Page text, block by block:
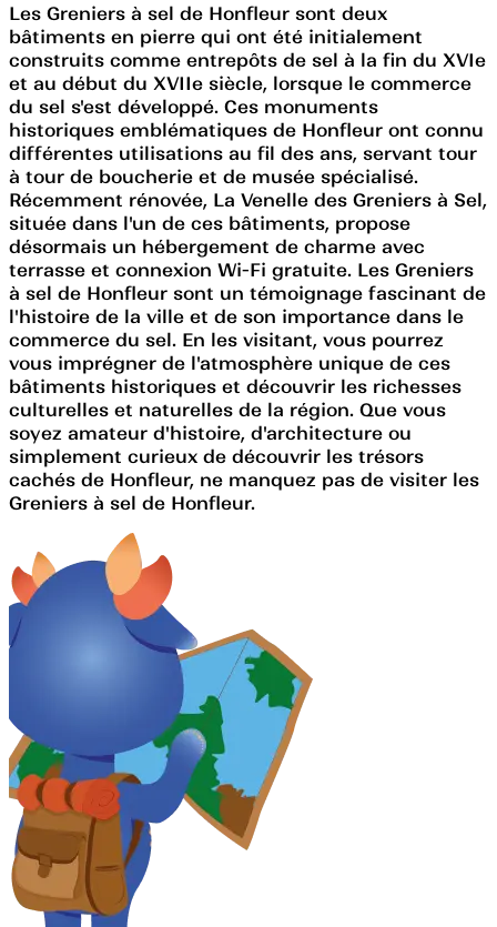
Les Greniers à sel de Honfleur sont deux
bâtiments en pierre qui ont été initialement
construits comme entrepôts de sel à la fin du XVIe
et au début du XVIIe siècle, lorsque le commerce
du sel s'est développé. Ces monuments
historiques emblématiques de Honfleur ont connu
différentes utilisations au fil des ans, servant tour
à tour de boucherie et de musée spécialisé.
Récemment rénovée, La Venelle des Greniers à Sel,
située dans l'un de ces bâtiments, propose
désormais un hébergement de charme avec
terrasse et connexion Wi-Fi gratuite. Les Greniers
à sel de Honfleur sont un témoignage fascinant de
l'histoire de la ville et de son importance dans le
commerce du sel. En les visitant, vous pourrez
vous imprégner de l'atmosphère unique de ces
bâtiments historiques et découvrir les richesses
culturelles et naturelles de la région. Que vous
soyez amateur d'histoire, d'architecture ou
simplement curieux de découvrir les trésors
cachés de Honfleur, ne manquez pas de visiter les
Greniers à sel de Honfleur.